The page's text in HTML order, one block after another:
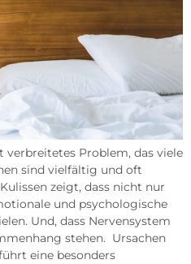
Problem, das viele
sind vielfältig und oft
zeigt, dass nicht nur
und psychologische
Und, dass Nervensystem
stehen. Ursachen
eine besonders